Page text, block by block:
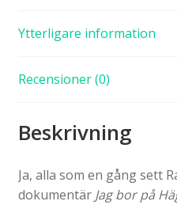
Ytterligare information
Recensioner (0)
Beskrivning
Ja, alla som en gång sett
dokumentär Jag bor på